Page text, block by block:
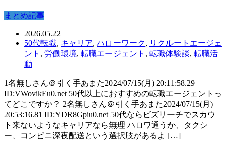
まとめ記事
2026.05.22
50代転職, キャリア, ハローワーク, リクルートエージェ
ント , 労働環境, 転職エージェント , 転職体験談, 転職活
動
1名無しさん＠引く手あまた2024/07/15(月) 20:11:58.29
ID:VWovikEu0.net 50代以上におすすめの転職エージェントっ
てどこですか？ 2名無しさん＠引く手あまた2024/07/15(月)
20:53:16.81 ID:YDR8Gpiu0.net 50代ならビズリーチでスカウ
ト来ないようなキャリアなら無理 ハロワ通うか、タクシ
ー、コンビニ深夜配送という選択肢があるよ […]